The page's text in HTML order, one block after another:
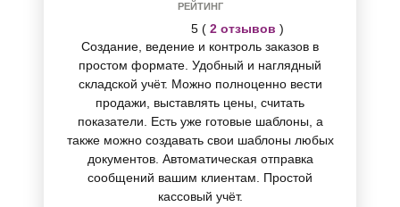
РЕЙТИНГ
5 ( 2 отзывов )
Создание, ведение и контроль заказов в
простом формате. Удобный и наглядный
складской учёт. Можно полноценно вести
продажи, выставлять цены, считать
показатели. Есть уже готовые шаблоны, а
также можно создавать свои шаблоны любых
документов. Автоматическая отправка
сообщений вашим клиентам. Простой
кассовый учёт.